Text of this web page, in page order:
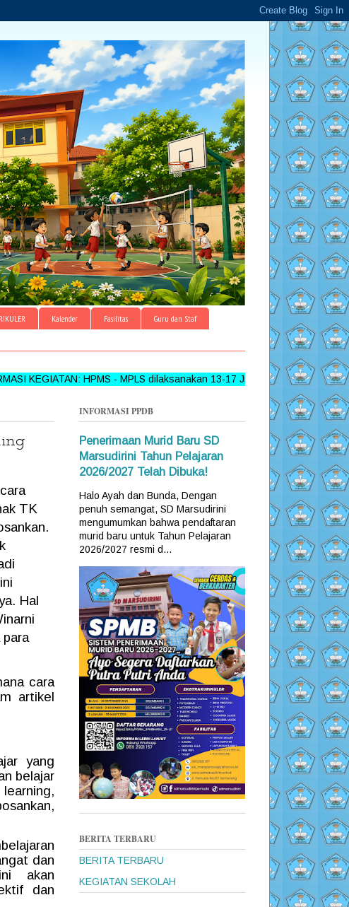
Kalender Fasilitas Guru dan Staf
HPMS - MPLS dilaksanakan 13-17 Juni 2026 >>> FOLLOW, LIKE
TK
Hal
para
cara
artikel
yang
belajar
dan
akan
dan
INFORMASI PPDB
Penerimaan Murid Baru SD
Marsudirini Tahun Pelajaran
2026/2027 Telah Dibuka!
Halo Ayah dan Bunda, Dengan
penuh semangat, SD Marsudirini
mengumumkan bahwa pendaftaran
murid baru untuk Tahun Pelajaran
2026/2027 resmi d...
BERITA TERBARU
BERITA TERBARU
KEGIATAN SEKOLAH